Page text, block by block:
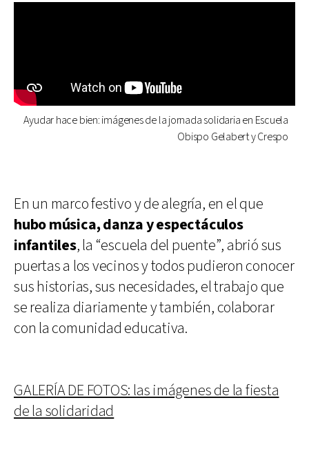
Ayudar hace bien: imágenes de la jornada solidaria en Escuela
Obispo Gelabert y Crespo
En un marco festivo y de alegría, en el que
hubo música, danza y espectáculos
infantiles, la “escuela del puente”, abrió sus
puertas a los vecinos y todos pudieron conocer
sus historias, sus necesidades, el trabajo que
se realiza diariamente y también, colaborar
con la comunidad educativa.
GALERÍA DE FOTOS: las imágenes de la fiesta
de la solidaridad